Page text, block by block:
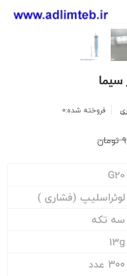
فروخته شده:۰
تومان
G20
لوئراسلیپ (فشاری )
سه تکه
13g
۳۰۰ عدد